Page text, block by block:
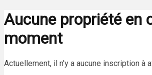
Aucune propriété en
moment
Actuellement, il n'y a aucune inscription à